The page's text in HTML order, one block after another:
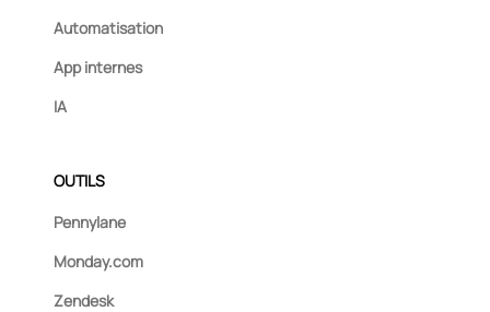
Automatisation
App internes
IA
OUTILS
Pennylane
Monday.com
Zendesk